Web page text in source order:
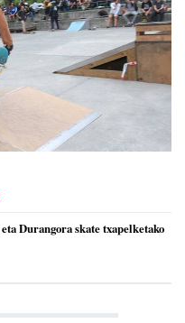
Durangora skate txapelketako